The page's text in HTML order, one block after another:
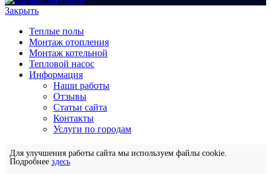
Закрыть
Теплые полы
Монтаж отопления
Монтаж котельной
Тепловой насос
Информация
Наши работы
Отзывы
Статьи сайта
Контакты
Услуги по городам
Для улучшения работы сайта мы используем файлы cookie.
Подробнее здесь